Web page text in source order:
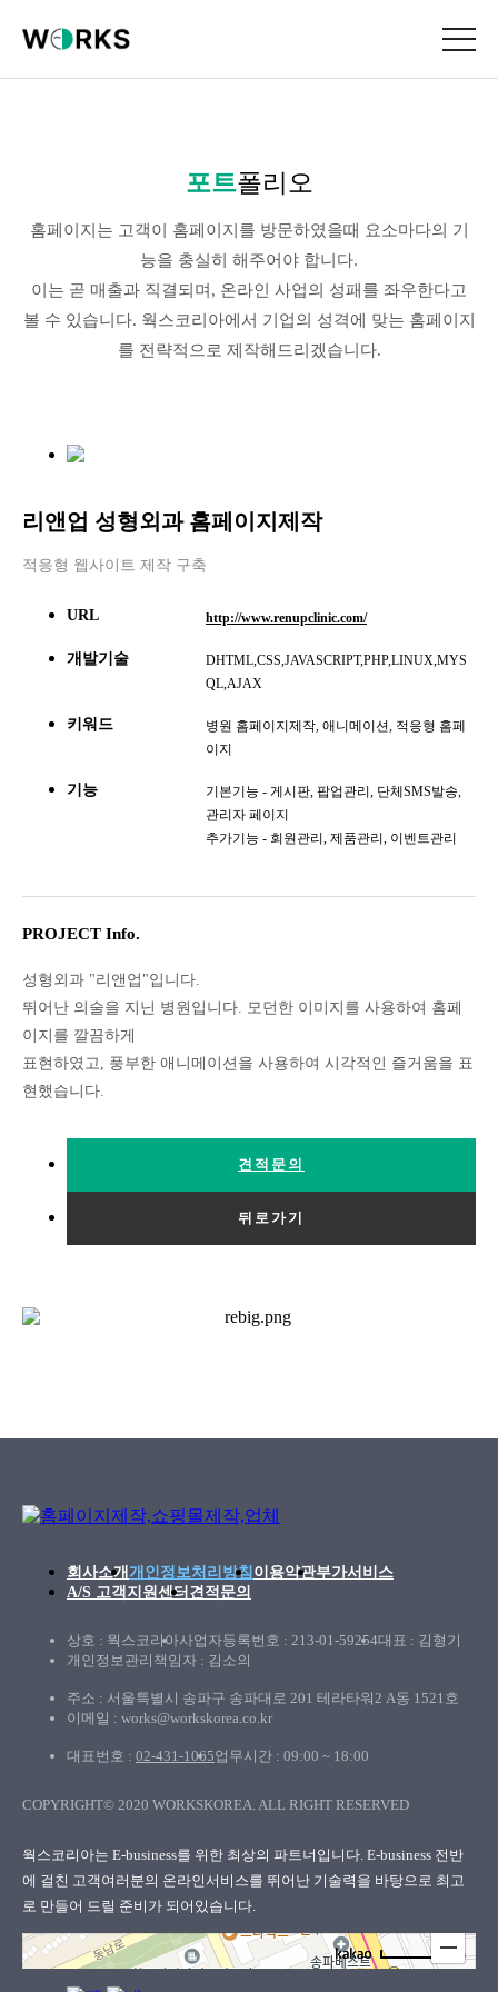
포트폴리오
홈페이지는 고객이 홈페이지를 방문하였을때 요소마다의 기
능을 충실히 해주어야 합니다.
이는 곧 매출과 직결되며, 온라인 사업의 성패를 좌우한다고
볼 수 있습니다. 웍스코리아에서 기업의 성격에 맞는 홈페이지
를 전략적으로 제작해드리겠습니다.
리앤업 성형외과 홈페이지제작
적응형 웹사이트 제작 구축
URL http://www.renupclinic.com/
개발기술
DHTML,CSS,JAVASCRIPT,PHP,LINUX,MYS
QL,AJAX
키워드
병원 홈페이지제작, 애니메이션, 적응형 홈페
이지
기능
기본기능 - 게시판, 팝업관리, 단체SMS발송,
관리자 페이지
추가기능 - 회원관리, 제품관리, 이벤트관리
PROJECT Info.
성형외과 "리앤업"입니다.
뛰어난 의술을 지닌 병원입니다. 모던한 이미지를 사용하여 홈페
이지를 깔끔하게
표현하였고, 풍부한 애니메이션을 사용하여 시각적인 즐거움을 표
현했습니다.
견적문의
뒤로가기
회사소개 개인정보처리방침 이용약관부가서비스
A/S 고객지원센터 견적문의
상호 : 웍스코리아사업자등록번호 : 213-01-59254대표 : 김형기
개인정보관리책임자 : 김소의
주소 : 서울특별시 송파구 송파대로 201 테라타워2 A동 1521호
이메일 : works@workskorea.co.kr
대표번호 : 02-431-1065업무시간 : 09:00 ~ 18:00
COPYRIGHT© 2020 WORKSKOREA. ALL RIGHT RESERVED
웍스코리아는 E-business를 위한 최상의 파트너입니다. E-business 전반
에 걸친 고객여러분의 온라인서비스를 뛰어난 기술력을 바탕으로 최고
로 만들어 드릴 준비가 되어있습니다.
웍스코리아